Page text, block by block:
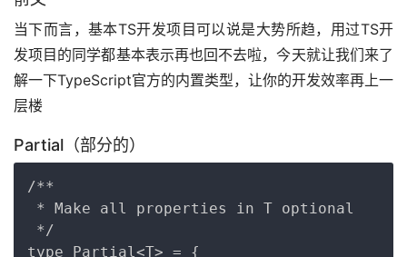
当下而言，基本TS开发项目可以说是大势所趋，用过TS开
发项目的同学都基本表示再也回不去啦，今天就让我们来了
解一下TypeScript官方的内置类型，让你的开发效率再上一
层楼
Partial（部分的）
/**
* Make all properties in T optional
*/
type Partial<T> = {